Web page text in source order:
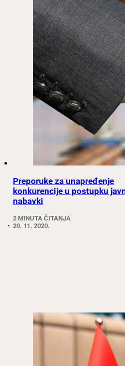
Preporuke za unapređenje
konkurencije u postupku
nabavki
2 MINUTA ČITANJA
20. 11. 2020.